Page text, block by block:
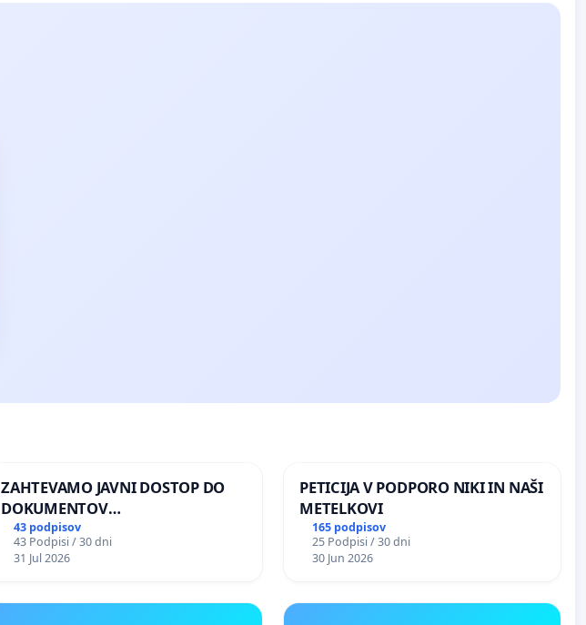
ZAHTEVAMO JAVNI DOSTOP DO
DOKUMENTOV
PARLAMENTARNIH
PREISKOVALNIH KOMISIJ O
ILEGALNI TRGOVINI Z OROŽJEM
43 podpisov
43 Podpisi / 30 dni
31 Jul 2026
PETICIJA V PODPORO NIKI IN NAŠI
METELKOVI
165 podpisov
25 Podpisi / 30 dni
30 Jun 2026